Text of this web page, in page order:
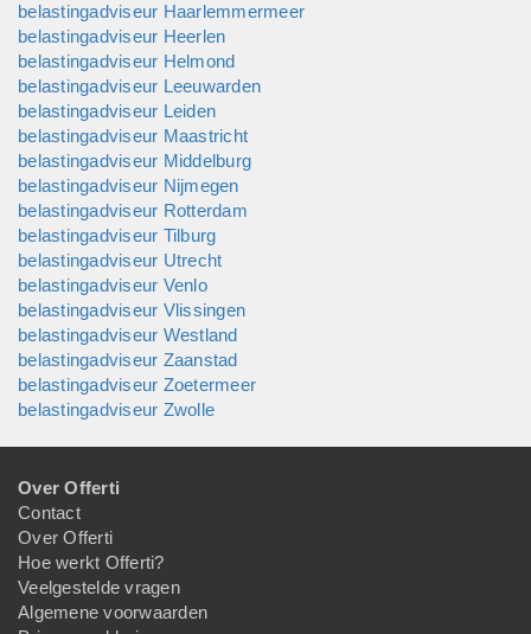
belastingadviseur Haarlemmermeer
belastingadviseur Heerlen
belastingadviseur Helmond
belastingadviseur Leeuwarden
belastingadviseur Leiden
belastingadviseur Maastricht
belastingadviseur Middelburg
belastingadviseur Nijmegen
belastingadviseur Rotterdam
belastingadviseur Tilburg
belastingadviseur Utrecht
belastingadviseur Venlo
belastingadviseur Vlissingen
belastingadviseur Westland
belastingadviseur Zaanstad
belastingadviseur Zoetermeer
belastingadviseur Zwolle
Over Offerti
Contact
Over Offerti
Hoe werkt Offerti?
Veelgestelde vragen
Algemene voorwaarden